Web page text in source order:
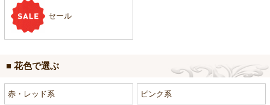
セール
■ 花色で選ぶ
赤・レッド系 ピンク系